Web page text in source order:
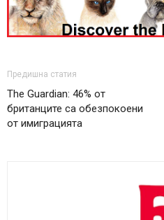
Предишна статия
The Guardian: 46% от
британците са обезпокоени
от имиграцията